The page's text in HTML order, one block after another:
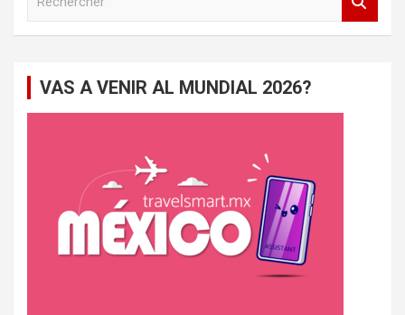
c
VAS A VENIR AL MUNDIAL 2026?